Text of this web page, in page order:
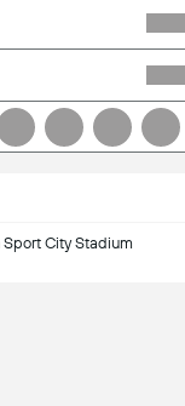
City Stadium